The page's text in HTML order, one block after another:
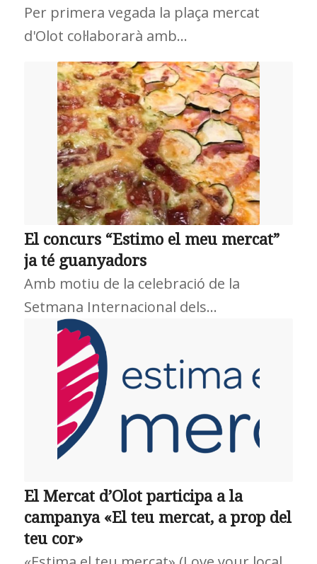
Per primera vegada la plaça mercat
d'Olot col·laborarà amb…
El concurs “Estimo el meu mercat”
ja té guanyadors
Amb motiu de la celebració de la
Setmana Internacional dels…
El Mercat d’Olot participa a la
campanya «El teu mercat, a prop del
teu cor»